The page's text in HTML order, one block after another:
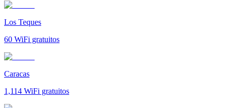
Los Teques
60 WiFi gratuitos
Caracas
1,114 WiFi gratuitos